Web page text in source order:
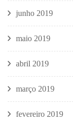
junho 2019
maio 2019
abril 2019
março 2019
fevereiro 2019